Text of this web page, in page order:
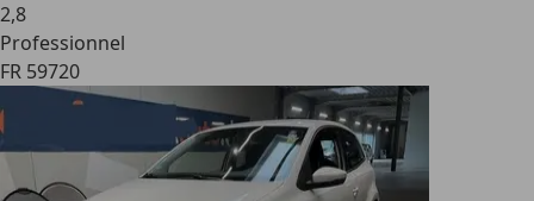
2,8
Professionnel
FR 59720